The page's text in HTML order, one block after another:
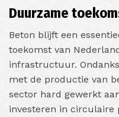
Duurzame
Beton blijft een
toekomst van
infrastructuur.
met de productie van
sector hard gewerkt
investeren in circulaire